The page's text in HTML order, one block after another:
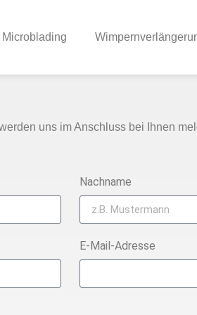
Microblading
uns im Anschluss bei Ihnen
Nachname
E-Mail-Adresse